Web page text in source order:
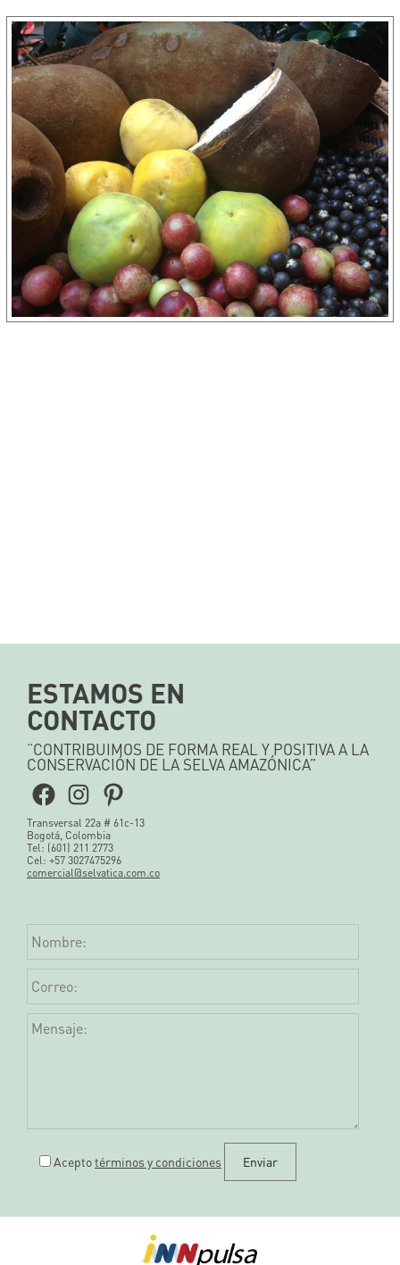
ESTAMOS EN
CONTACTO
“CONTRIBUIMOS DE FORMA REAL Y POSITIVA A LA
CONSERVACIÓN DE LA SELVA AMAZÓNICA”
Facebook
Instagram
Pinterest
Transversal 22a # 61c-13
Bogotá, Colombia
Tel: (601) 211 2773
Cel: +57 3027475296
comercial@selvatica.com.co
Aceptotérminos y condiciones